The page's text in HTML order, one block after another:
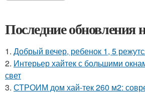
Последние обновления
1. Добрый вечер, ребенок 1, 5
2. Интерьер хайтек с большими
свет
3. СТРОИМ дом хай-тек 260 м2: